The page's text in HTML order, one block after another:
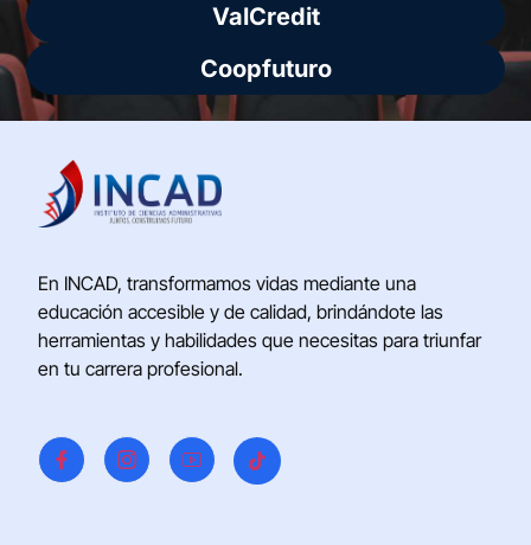
ValCredit
Coopfuturo
En INCAD, transformamos vidas mediante una
educación accesible y de calidad, brindándote las
herramientas y habilidades que necesitas para triunfar
en tu carrera profesional.